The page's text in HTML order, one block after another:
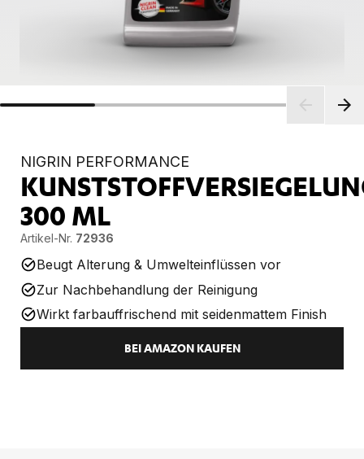
NIGRIN PERFORMANCE
300 ML
Artikel-Nr. 72936
Beugt Alterung & Umwelteinflüssen vor
Zur Nachbehandlung der Reinigung
Wirkt farbauffrischend mit seidenmattem Finish
BEI AMAZON KAUFEN